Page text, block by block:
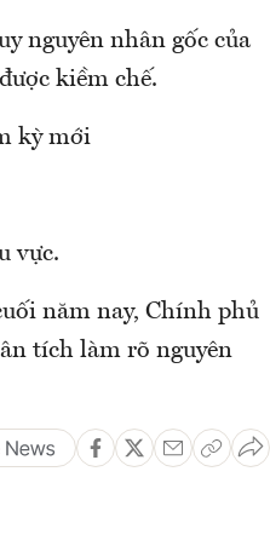
nguyên nhân gốc của
kiềm chế.
kỳ mới
vực.
năm nay, Chính phủ
tích làm rõ nguyên